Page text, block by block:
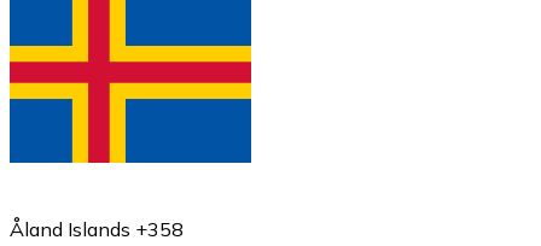
Åland Islands +358